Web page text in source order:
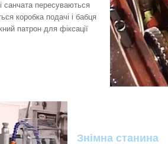
санчата пересуваються
коробка подачі і бабця
патрон для фіксації
Знімна станина